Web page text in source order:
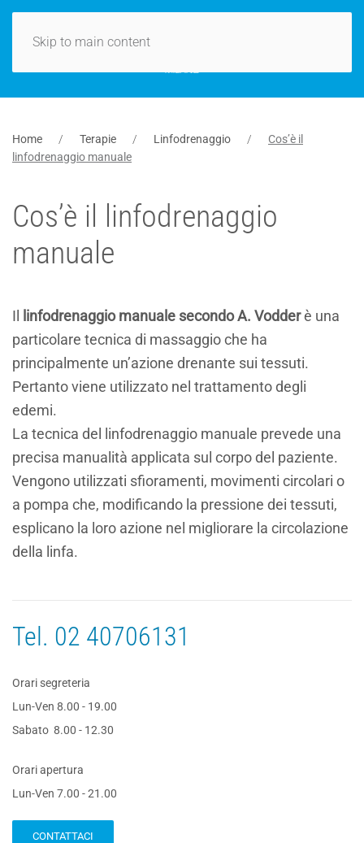
Skip to main content
Home Terapie Linfodrenaggio
Cos’è il
linfodrenaggio manuale
Cos’è il linfodrenaggio
manuale
Il linfodrenaggio manuale secondo A. Vodderè una
particolare tecnica di massaggio che ha
principalmente un’azione drenante sui tessuti.
Pertanto viene utilizzato nel trattamento degli
edemi.
La tecnica del linfodrenaggio manuale prevede una
precisa manualità applicata sul corpo del paziente.
Vengono utilizzati sfioramenti, movimenti circolari o
a pompa che, modificando la pressione dei tessuti,
esplicano la loro azione nel migliorare la circolazione
della linfa.
Tel. 02 40706131
Orari segreteria
Lun-Ven 8.00 - 19.00
Sabato 8.00 - 12.30
Orari apertura
Lun-Ven 7.00 - 21.00
CONTATTACI